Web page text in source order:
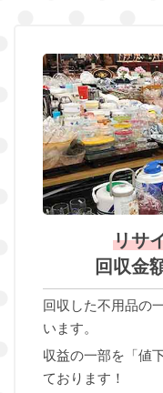
リサ
回収金
回収した不用品の
います。
収益の一部を「値
ております！